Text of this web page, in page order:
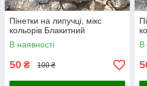
Пінетки на липучці, мікс
кольорів Блакитний
В наявності
50 ₴ 100 ₴
В